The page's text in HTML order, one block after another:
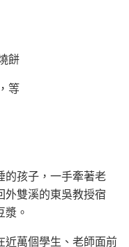
餅
等
的孩子，一手牽著老
外雙溪的東吳教授宿
。
近萬個學生、老師面前